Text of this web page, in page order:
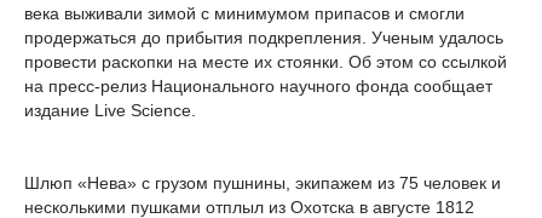
века выживали зимой с минимумом припасов и смогли
продержаться до прибытия подкрепления. Ученым удалось
провести раскопки на месте их стоянки. Об этом со ссылкой
на пресс-релиз Национального научного фонда сообщает
издание Live Science.
Шлюп «Нева» с грузом пушнины, экипажем из 75 человек и
несколькими пушками отплыл из Охотска в августе 1812